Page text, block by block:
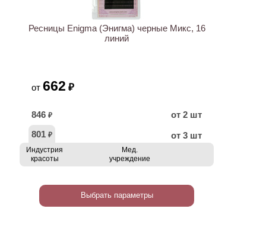
Ресницы Enigma (Энигма) черные Микс, 16
линий
от 662 ₽
846 ₽
от 2 шт
801 ₽ от 3 шт
Индустрия
красоты
Мед.
учреждение
Выбрать параметры